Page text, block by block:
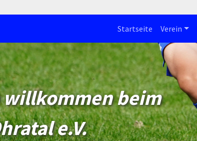
Startseite Verein
beim
e.V.